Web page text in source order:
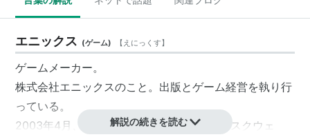
エニックス (ゲーム) 【 えにっくす】
ゲームメーカー。
株式会社エニックスのこと。出版とゲーム経営を執り行
っている。
2003年4月、スクウェア と合併して社名がスクウェ
解説の続きを読む